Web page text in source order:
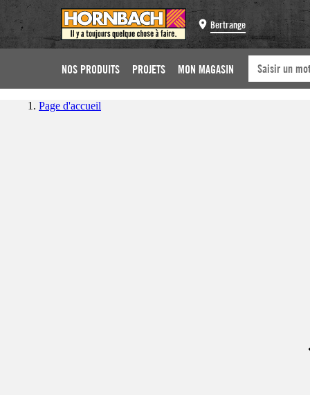
Bertrange
NOS PRODUITS PROJETS MON MAGASIN
Page d'accueil